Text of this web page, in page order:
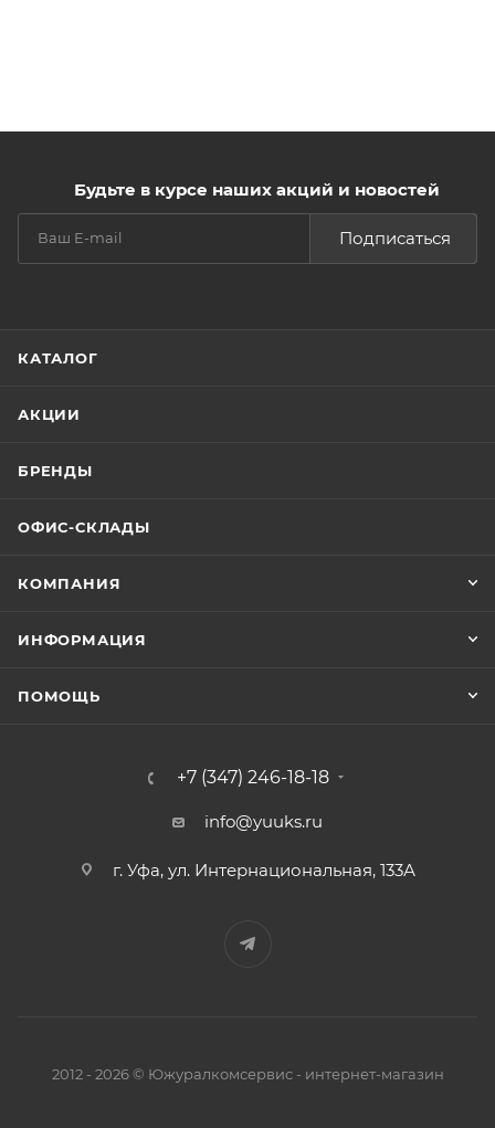
Будьте в курсе наших акций и новостей
Подписаться
КАТАЛОГ
АКЦИИ
БРЕНДЫ
ОФИС-СКЛАДЫ
КОМПАНИЯ
ИНФОРМАЦИЯ
ПОМОЩЬ
+7 (347) 246-18-18
info@yuuks.ru
г. Уфа, ул. Интернациональная, 133А
2012 - 2026 © Южуралкомсервис - интернет-магазин